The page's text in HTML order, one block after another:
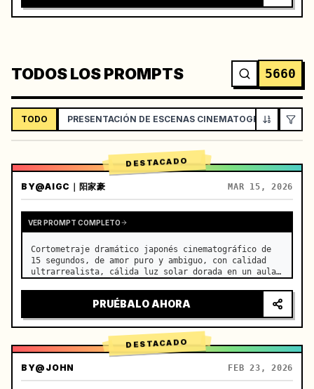
TODOS LOS PROMPTS 5660
TODO PRESENTACIÓN DE ESCENAS CINEMATOGRÁFICAS
DESTACADO
BY@AIGC｜阳家豪 MAR 15, 2026
VER PROMPT COMPLETO
Cortometraje dramático japonés cinematográfico de
15 segundos, de amor puro y ambiguo, con calidad
ultrarrealista, cálida luz solar dorada en un aula
persianas sobre los pupitres contiguos, finas motas
PRUÉBALO AHORA
DESTACADO
BY@JOHN FEB 23, 2026